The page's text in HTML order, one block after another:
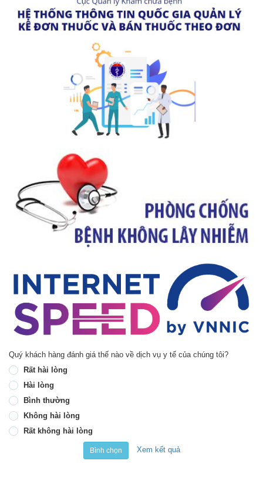
Quý khách hàng đánh giá thế nào về dịch vụ y tế của chúng tôi?
Rất hài lòng
Hài lòng
Bình thường
Không hài lòng
Rất không hài lòng
Bình chọn Xem kết quả